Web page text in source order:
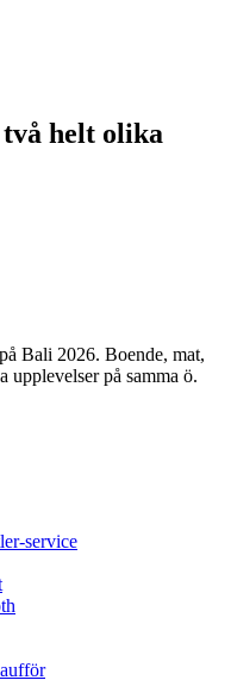
helt olika
Bali 2026. Boende, mat,
på samma ö.
service